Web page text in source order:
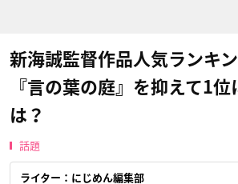
新海誠監督作品人気ランキ
『言の葉の庭』を抑えて1位
は？
話題
ライター：にじめん編集部